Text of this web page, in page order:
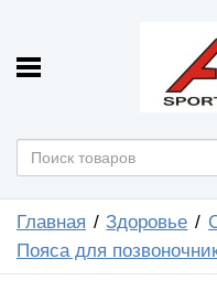
Главная Здоровье
Пояса для